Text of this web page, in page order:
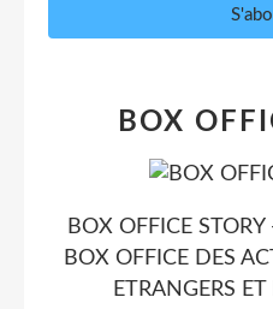
BOX
BOX OFFICE STORY
BOX OFFICE DES
ETRANGERS